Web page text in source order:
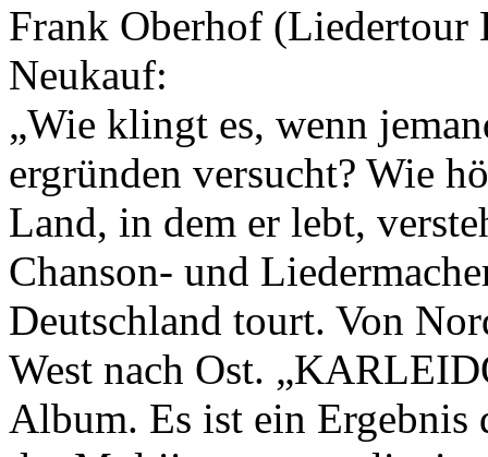
Frank Oberhof
Neukauf:
„Wie klingt es, wenn
ergründen versucht? Wie
Land, in dem er lebt,
Chanson- und
Deutschland tourt. Von
West nach Ost.
Album. Es ist ein Ergebnis